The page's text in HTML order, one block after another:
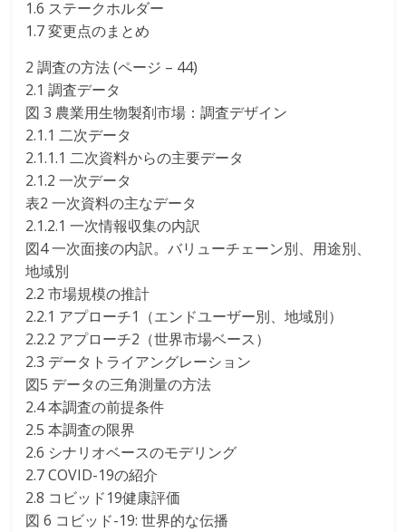
1.6 ステークホルダー
1.7 変更点のまとめ
2 調査の方法 (ページ – 44)
2.1 調査データ
図 3 農業用生物製剤市場：調査デザイン
2.1.1 二次データ
2.1.1.1 二次資料からの主要データ
2.1.2 一次データ
表2 一次資料の主なデータ
2.1.2.1 一次情報収集の内訳
図4 一次面接の内訳。バリューチェーン別、用途別、
地域別
2.2 市場規模の推計
2.2.1 アプローチ1（エンドユーザー別、地域別）
2.2.2 アプローチ2（世界市場ベース）
2.3 データトライアングレーション
図5 データの三角測量の方法
2.4 本調査の前提条件
2.5 本調査の限界
2.6 シナリオベースのモデリング
2.7 COVID-19の紹介
2.8 コビッド19健康評価
図 6 コビッド-19: 世界的な伝播